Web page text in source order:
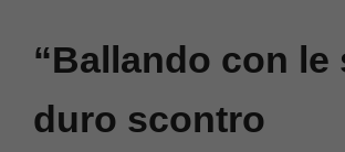
“Ballando con le
duro scontro